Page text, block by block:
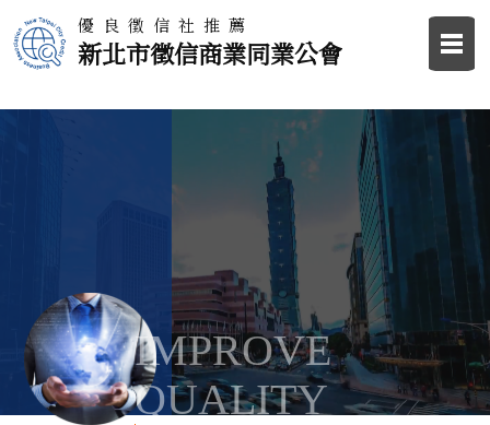
優良徵信社推薦
新北市徵信商業同業公會
IMPROVE
QUALITY